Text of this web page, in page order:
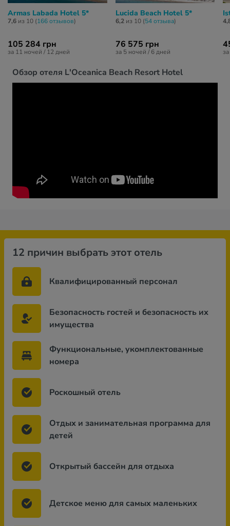
Обзор отеля L'Oceanica Beach Resort Hotel
Armas Labada Hotel 5*
7,6 из 10 (166 отзывов)
105 284 грн
за 11 ночей / 12 дней
Lucida Beach Hotel 5*
6,2из 10 (54 отзывa)
76 575 грн
за 5 ночей / 6 дней
12 причин выбрать этот отель
Квалифицированный персонал
Безопасность гостей и безопасность их
имущества
Функциональные, укомплектованные
номера
Роскошный отель
Отдых и занимательная программа для
детей
Открытый бассейн для отдыха
Детское меню для самых маленьких